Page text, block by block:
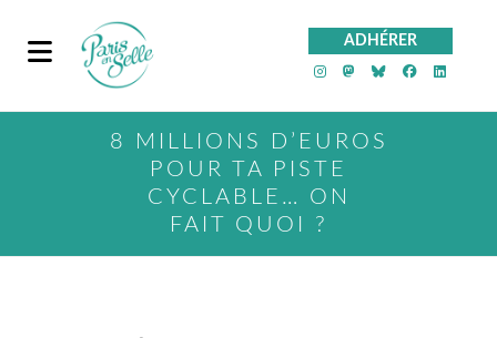
ADHÉRER
PeS sur
PeS sur
PeS sur
PeS
8 MILLIONS D’EUROS
POUR TA PISTE
CYCLABLE… ON
FAIT QUOI ?